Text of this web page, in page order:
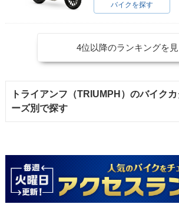
バイクを探す
4位以降のランキングを見
トライアンフ（TRIUMPH）のバイク
ーズ別で探す